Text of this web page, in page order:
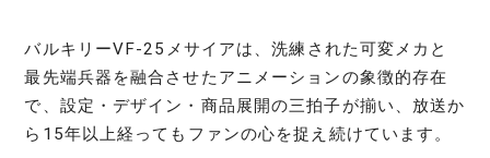
バルキリーVF‑25メサイアは、洗練された可変メカと
最先端兵器を融合させたアニメーションの象徴的存在
で、設定・デザイン・商品展開の三拍子が揃い、放送か
ら15年以上経ってもファンの心を捉え続けています。